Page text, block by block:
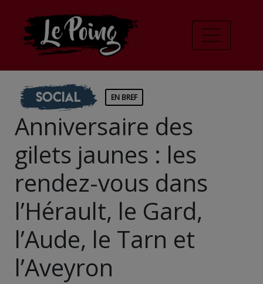
Social EN BREF
Anniversaire des
gilets jaunes : les
rendez-vous dans
l’Hérault, le Gard,
l’Aude, le Tarn et
l’Aveyron